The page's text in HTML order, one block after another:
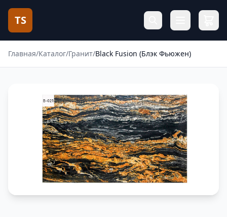
TS
Главная/Каталог/Гранит/Black Fusion (Блэк Фьюжен)